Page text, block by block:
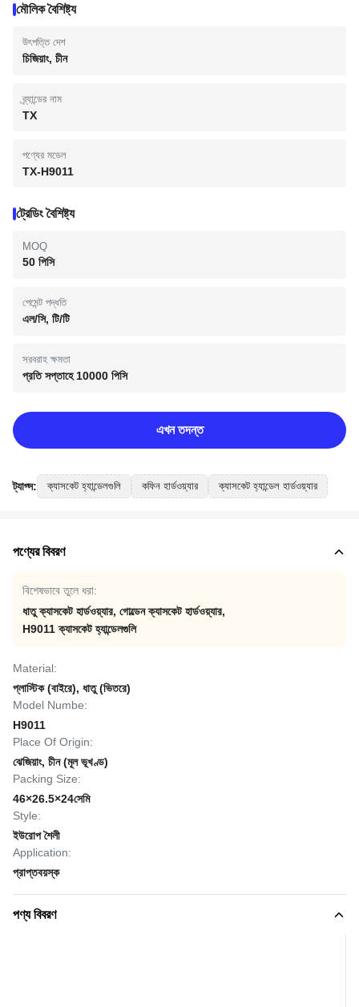
মৌলিক বৈশিষ্ট্য
উৎপত্তি দেশ
চিজিয়াং, চীন
ব্র্যান্ডের নাম
TX
পণ্যের মডেল
TX-H9011
ট্রেডিং বৈশিষ্ট্য
MOQ
50 পিসি
পেমেন্ট পদ্ধতি
এল/সি, টি/টি
সরবরাহ ক্ষমতা
প্রতি সপ্তাহে 10000 পিসি
এখন তদন্ত
ট্যাগ্স: ক্যাসকেট হ্যান্ডেলগুলি কফিন হার্ডওয়্যার ক্যাসকেট হ্যান্ডেল হার্ডওয়্যার
পণ্যের বিবরণ
বিশেষভাবে তুলে ধরা:
ধাতু ক্যাসকেট হার্ডওয়্যার, গোল্ডেন ক্যাসকেট হার্ডওয়্যার,
H9011 ক্যাসকেট হ্যান্ডেলগুলি
Material:
প্লাস্টিক (বাইরে), ধাতু (ভিতরে)
Model Numbe:
H9011
Place Of Origin:
ঝেজিয়াং, চীন (মূল ভূখণ্ড)
Packing Size:
46×26.5×24সেমি
Style:
ইউরোপ শৈলী
Application:
প্রাপ্তবয়স্ক
পণ্য বিবরণ